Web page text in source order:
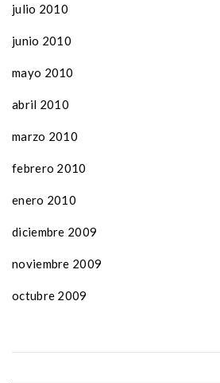
julio 2010
junio 2010
mayo 2010
abril 2010
marzo 2010
febrero 2010
enero 2010
diciembre 2009
noviembre 2009
octubre 2009